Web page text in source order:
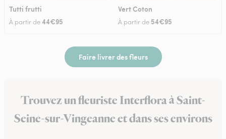
Tutti frutti
À partir de44€95
Vert Coton
À partir de 54€95
Faire livrer des fleurs
Trouvez un fleuriste Interflora à Saint-
Seine-sur-Vingeanne et dans ses environs